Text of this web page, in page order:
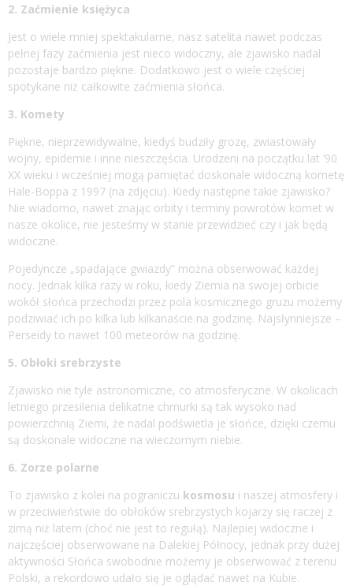
2. Zaćmienie księżyca
Jest o wiele mniej spektakularne, nasz satelita nawet podczas
pełnej fazy zaćmienia jest nieco widoczny, ale zjawisko nadal
pozostaje bardzo piękne. Dodatkowo jest o wiele częściej
spotykane niż całkowite zaćmienia słońca.
3. Komety
Piękne, nieprzewidywalne, kiedyś budziły grozę, zwiastowały
wojny, epidemie i inne nieszczęścia. Urodzeni na początku lat ’90
XX wieku i wcześniej mogą pamiętać doskonale widoczną kometę
Hale-Boppa z 1997 (na zdjęciu). Kiedy następne takie zjawisko?
Nie wiadomo, nawet znając orbity i terminy powrotów komet w
nasze okolice, nie jesteśmy w stanie przewidzieć czy i jak będą
widoczne.
Pojedyncze „spadające gwiazdy” można obserwować każdej
nocy. Jednak kilka razy w roku, kiedy Ziemia na swojej orbicie
wokół słońca przechodzi przez pola kosmicznego gruzu możemy
podziwiać ich po kilka lub kilkanaście na godzinę. Najsłynniejsze –
Perseidy to nawet 100 meteorów na godzinę.
5. Obłoki srebrzyste
Zjawisko nie tyle astronomiczne, co atmosferyczne. W okolicach
letniego przesilenia delikatne chmurki są tak wysoko nad
powierzchnią Ziemi, że nadal podświetla je słońce, dzięki czemu
są doskonale widoczne na wieczornym niebie.
6. Zorze polarne
To zjawisko z kolei na pograniczu kosmosu i naszej atmosfery i
w przeciwieństwie do obłoków srebrzystych kojarzy się raczej z
zimą niż latem (choć nie jest to regułą). Najlepiej widoczne i
najczęściej obserwowane na Dalekiej Północy, jednak przy dużej
aktywności Słońca swobodnie możemy je obserwować z terenu
Polski, a rekordowo udało się je oglądać nawet na Kubie.